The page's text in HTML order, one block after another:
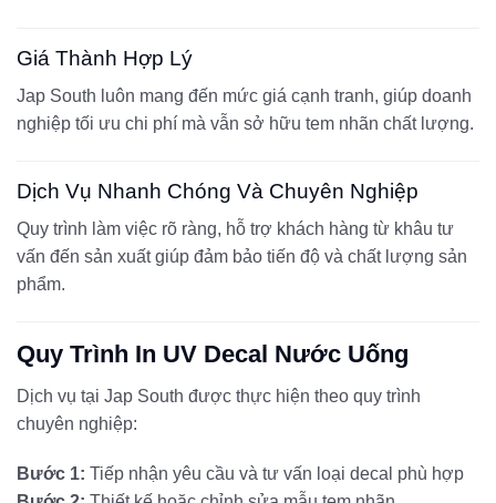
Giá Thành Hợp Lý
Jap South luôn mang đến mức giá cạnh tranh, giúp doanh
nghiệp tối ưu chi phí mà vẫn sở hữu tem nhãn chất lượng.
Dịch Vụ Nhanh Chóng Và Chuyên Nghiệp
Quy trình làm việc rõ ràng, hỗ trợ khách hàng từ khâu tư
vấn đến sản xuất giúp đảm bảo tiến độ và chất lượng sản
phẩm.
Quy Trình In UV Decal Nước Uống
Dịch vụ tại Jap South được thực hiện theo quy trình
chuyên nghiệp:
Bước 1: Tiếp nhận yêu cầu và tư vấn loại decal phù hợp